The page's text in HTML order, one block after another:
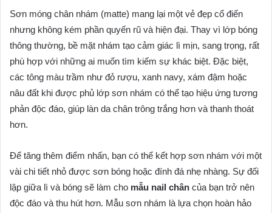
Sơn móng chân nhám (matte) mang lại một vẻ đẹp cổ điển
nhưng không kém phần quyến rũ và hiện đại. Thay vì lớp bóng
thông thường, bề mặt nhám tạo cảm giác lì mịn, sang trọng, rất
phù hợp với những ai muốn tìm kiếm sự khác biệt. Đặc biệt,
các tông màu trầm như đỏ rượu, xanh navy, xám đậm hoặc
nâu đất khi được phủ lớp sơn nhám có thể tạo hiệu ứng tương
phản độc đáo, giúp làn da chân trông trắng hơn và thanh thoát
hơn.
Để tăng thêm điểm nhấn, bạn có thể kết hợp sơn nhám với một
vài chi tiết nhỏ được sơn bóng hoặc đính đá nhẹ nhàng. Sự đối
lập giữa lì và bóng sẽ làm cho mẫu nail chân của bạn trở nên
độc đáo và thu hút hơn. Mẫu sơn nhám là lựa chọn hoàn hảo